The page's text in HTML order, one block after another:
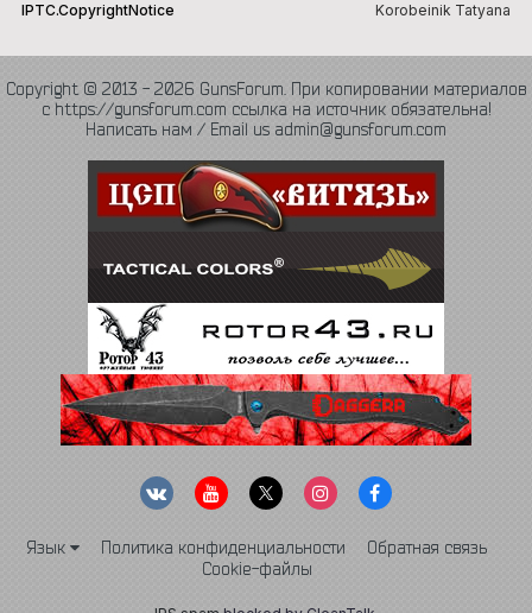
IPTC.CopyrightNotice Korobeinik Tatyana
Copyright © 2013 - 2026 GunsForum. При копировании материалов
с https://gunsforum.com ссылка на источник обязательна!
Написать нам / Email us admin@gunsforum.com
Язык Политика конфиденциальности
Обратная связь
Cookie-файлы